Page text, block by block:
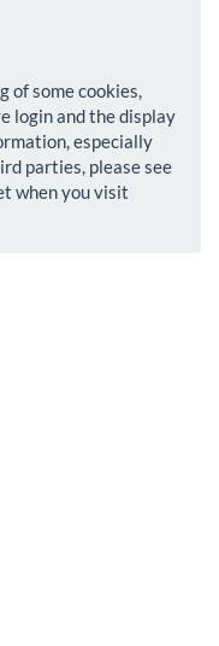
some cookies,
login and the display
especially
parties, please see
when you visit